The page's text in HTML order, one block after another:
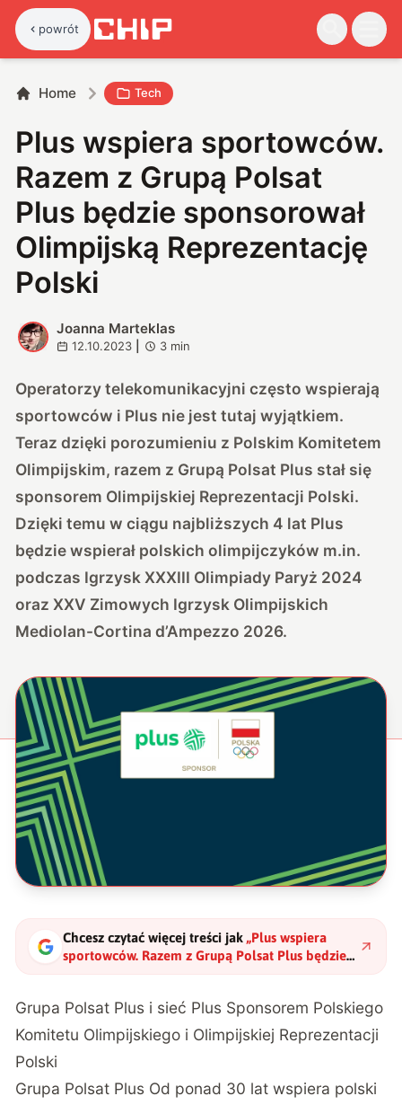
powrót
Home Tech
Plus wspiera sportowców.
Razem z Grupą Polsat
Plus będzie sponsorował
Olimpijską Reprezentację
Polski
J
Joanna Marteklas
12.10.2023 3 min
Operatorzy telekomunikacyjni często wspierają
sportowców i Plus nie jest tutaj wyjątkiem.
Teraz dzięki porozumieniu z Polskim Komitetem
Olimpijskim, razem z Grupą Polsat Plus stał się
sponsorem Olimpijskiej Reprezentacji Polski.
Dzięki temu w ciągu najbliższych 4 lat Plus
będzie wspierał polskich olimpijczyków m.in.
podczas Igrzysk XXXIII Olimpiady Paryż 2024
oraz XXV Zimowych Igrzysk Olimpijskich
Mediolan-Cortina d’Ampezzo 2026.
Chcesz czytać więcej treści jak „Plus wspiera
sportowców. Razem z Grupą Polsat Plus będzie
sponsorował Olimpijską Reprezentację Polski"?
Grupa Polsat Plus i sieć Plus Sponsorem Polskiego
Komitetu Olimpijskiego i Olimpijskiej Reprezentacji
Polski
Grupa Polsat Plus Od ponad 30 lat wspiera polski